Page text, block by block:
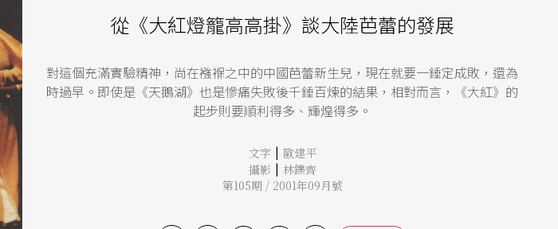
從《大紅燈籠高高掛》談大陸芭蕾的發展
對這個充滿實驗精神，尚在襁褓之中的中國芭蕾新生兒，現在就要一錘定成敗，還為
時過早。即使是《天鵝湖》也是慘痛失敗後千錘百煉的結果，相對而言，《大紅》的
起步則要順利得多、輝煌得多。
文字 | 歐建平
攝影 | 林鑠齊
第105期 / 2001年09月號